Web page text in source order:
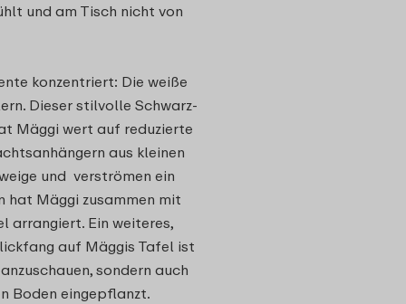
und am Tisch nicht von
konzentriert: Die weiße
Dieser stilvolle Schwarz-
Mäggi wert auf reduzierte
aus kleinen
und verströmen ein
hat Mäggi zusammen mit
arrangiert. Ein weiteres,
auf Mäggis Tafel ist
sondern auch
Boden eingepflanzt.